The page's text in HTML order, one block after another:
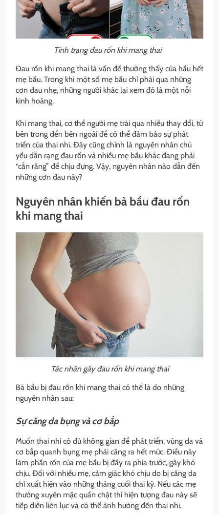
Tình trạng đau rốn khi mang thai
Đau rốn khi mang thai là vấn đề thường thấy của hầu hết
mẹ bầu. Trong khi một số mẹ bầu chỉ phải qua những
cơn đau nhẹ, những người khác lại xem đó là một nỗi
kinh hoàng.
Khi mang thai, cơ thể người mẹ trải qua nhiều thay đổi, từ
bên trong đến bên ngoài để có thể đảm bảo sự phát
triển của thai nhi. Đây cũng chính là nguyên nhân chủ
yếu dẫn rạng đau rốn và nhiều mẹ bầu khác đang phải
“cắn răng” để chịu đựng. Vậy, nguyên nhân nào dẫn đến
những cơn đau này?
Nguyên nhân khiến bà bầu đau rốn
khi mang thai
Tác nhân gây đau rốn khi mang thai
Bà bầu bị đau rốn khi mang thai có thể là do những
nguyên nhân sau:
Sự căng da bụng và cơ bắp
Muốn thai nhi có đủ không gian để phát triển, vùng da và
cơ bắp quanh bụng mẹ phải căng ra hết mức. Điều này
làm phần rốn của mẹ bầu bị đẩy ra phía trước, gây khó
chịu. Đối với nhiều mẹ, cảm giác khó chịu do bị căng da
chỉ xuất hiện vào những tháng cuối thai kỳ. Nếu các mẹ
thường xuyên mặc quần chật thì hiện tượng đau này sẽ
tiếp diễn liên lục và có thể ảnh hưởng đến thai nhi.